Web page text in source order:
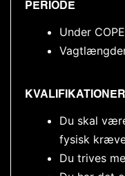
PERIODE
Under
KVALIFIKATIONER
Du skal
fysisk
Du trives